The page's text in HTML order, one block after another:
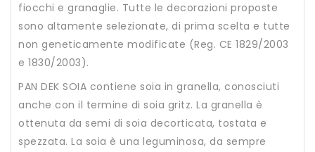
fiocchi e granaglie. Tutte le decorazioni proposte
sono altamente selezionate, di prima scelta e tutte
non geneticamente modificate (Reg. CE 1829/2003
e 1830/2003).
PAN DEK SOIA contiene soia in granella, conosciuti
anche con il termine di soia gritz. La granella è
ottenuta da semi di soia decorticata, tostata e
spezzata. La soia è una leguminosa, da sempre